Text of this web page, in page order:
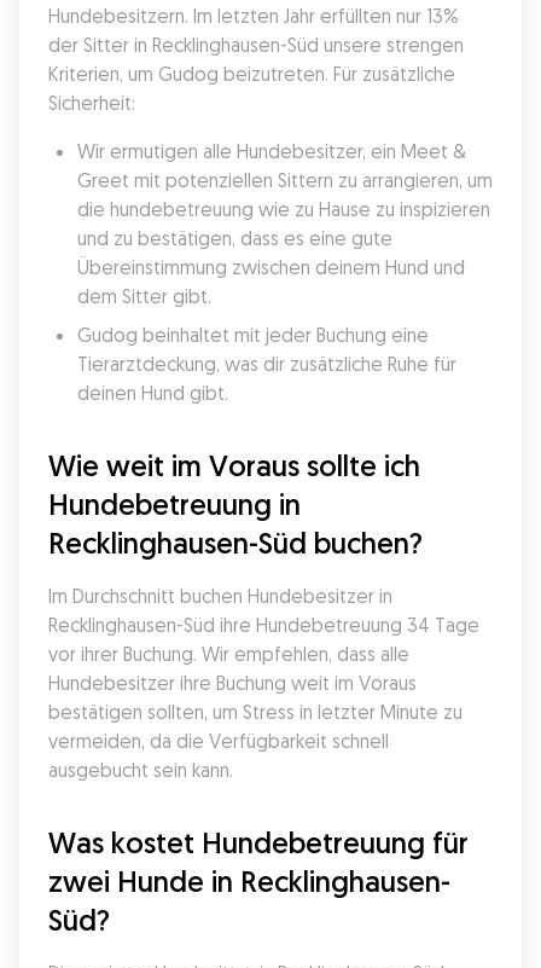
Hundebesitzern. Im letzten Jahr erfüllten nur 13%
der Sitter in Recklinghausen-Süd unsere strengen
Kriterien, um Gudog beizutreten. Für zusätzliche
Sicherheit:
Wir ermutigen alle Hundebesitzer, ein Meet &
Greet mit potenziellen Sittern zu arrangieren, um
die hundebetreuung wie zu Hause zu inspizieren
und zu bestätigen, dass es eine gute
Übereinstimmung zwischen deinem Hund und
dem Sitter gibt.
Gudog beinhaltet mit jeder Buchung eine
Tierarztdeckung, was dir zusätzliche Ruhe für
deinen Hund gibt.
Wie weit im Voraus sollte ich
Hundebetreuung in
Recklinghausen-Süd buchen?
Im Durchschnitt buchen Hundebesitzer in
Recklinghausen-Süd ihre Hundebetreuung 34 Tage
vor ihrer Buchung. Wir empfehlen, dass alle
Hundebesitzer ihre Buchung weit im Voraus
bestätigen sollten, um Stress in letzter Minute zu
vermeiden, da die Verfügbarkeit schnell
ausgebucht sein kann.
Was kostet Hundebetreuung für
zwei Hunde in Recklinghausen-
Süd?